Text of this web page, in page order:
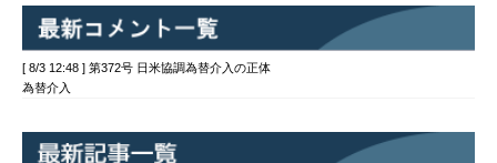
[ 8/3 12:48 ] 第372号 日米協調為替介入の正体
為替介入